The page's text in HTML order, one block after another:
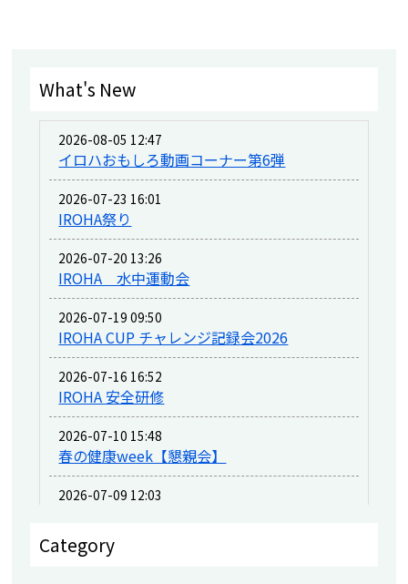
What's New
2026-08-05 12:47
イロハおもしろ動画コーナー第6弾
2026-07-23 16:01
IROHA祭り
2026-07-20 13:26
IROHA 水中運動会
2026-07-19 09:50
IROHA CUP チャレンジ記録会2026
2026-07-16 16:52
IROHA 安全研修
2026-07-10 15:48
春の健康week【懇親会】
2026-07-09 12:03
2026-06-09 15:37
Category